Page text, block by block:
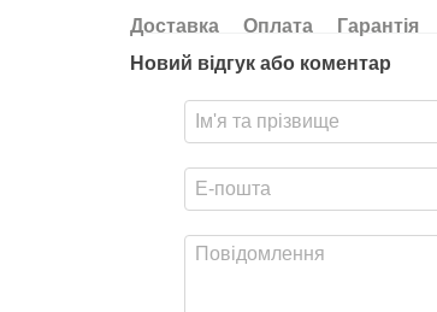
Доставка
Оплата
Гарантія
Новий відгук або коментар